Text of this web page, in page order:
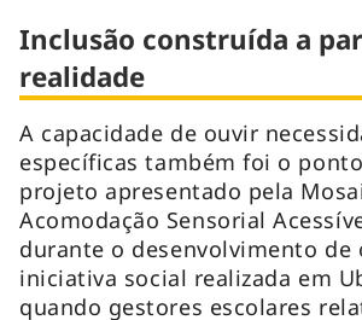
Inclusão construída a
realidade
A capacidade de ouvir
específicas também foi o
projeto apresentado pela
Acomodação Sensorial
durante o desenvolvimento de
iniciativa social realizada em
quando gestores escolares